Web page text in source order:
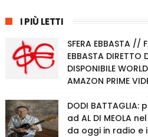
I PIÙ LETTI
SFERA EBBASTA //
EBBASTA DIRETTO
DISPONIBILE
AMAZON PRIME
DODI
ad AL DI MEOLA
da oggi in radio e